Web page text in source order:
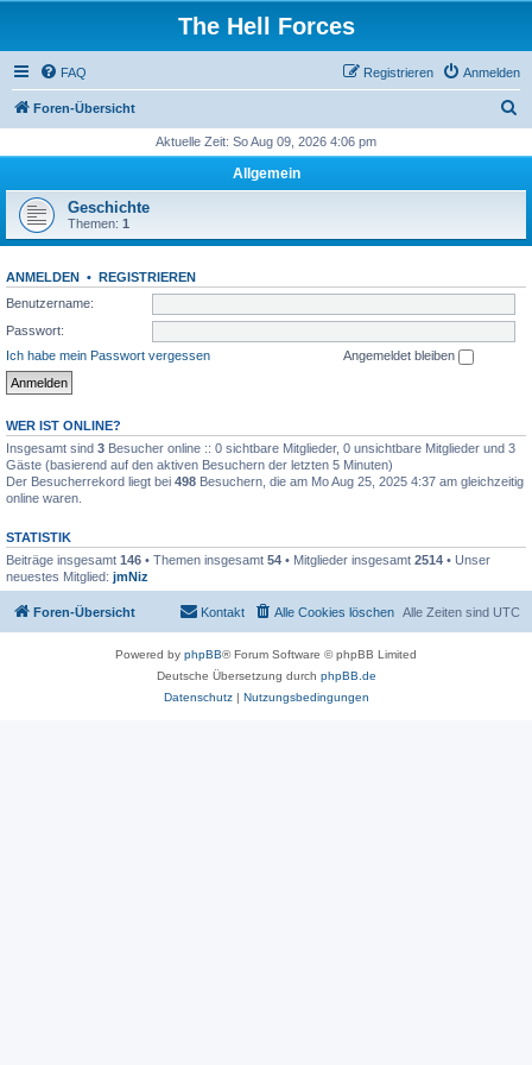
The Hell Forces
FAQ Anmelden
Registrieren
Foren-Übersicht
h
Aktuelle Zeit: So Aug 09, 2026 4:06 pm
Allgemein
Geschichte
Themen: 1
ANMELDEN • REGISTRIEREN
Benutzername:
Passwort:
Ich habe mein Passwort vergessen
Angemeldet bleiben
WER IST ONLINE?
Insgesamt sind 3 Besucher online :: 0 sichtbare Mitglieder, 0 unsichtbare Mitglieder und 3
Gäste (basierend auf den aktiven Besuchern der letzten 5 Minuten)
Der Besucherrekord liegt bei 498 Besuchern, die am Mo Aug 25, 2025 4:37 am gleichzeitig
online waren.
STATISTIK
Beiträge insgesamt 146 • Themen insgesamt 54 • Mitglieder insgesamt 2514 • Unser
neuestes Mitglied: jmNiz
Foren-Übersicht Alle Zeiten sind UTC
Alle Cookies löschen
Kontakt
Powered by phpBB® Forum Software © phpBB Limited
Deutsche Übersetzung durch phpBB.de
Datenschutz| Nutzungsbedingungen